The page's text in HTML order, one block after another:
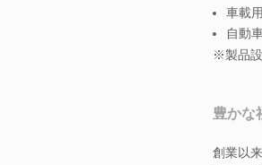
車載
自動
※製品
豊かな
創業以